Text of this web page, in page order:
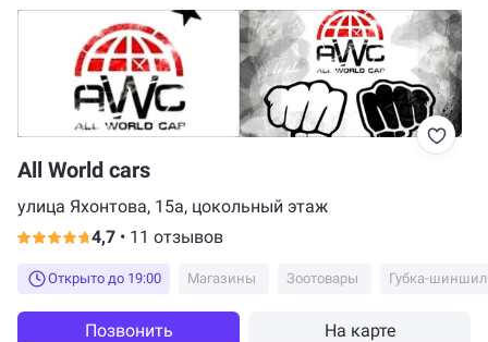
All World cars
улица Яхонтова, 15а, цокольный этаж
4,7 • 11 отзывов
Открыто до 19:00 Магазины Зоотовары
Позвонить На карте